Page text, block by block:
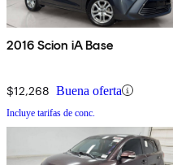
2016 Scion iA Base
$12,268 Buena oferta
Incluye tarifas de conc.